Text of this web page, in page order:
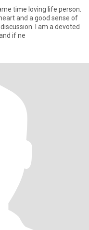
time loving life person.
and a good sense of
I am a devoted
if ne